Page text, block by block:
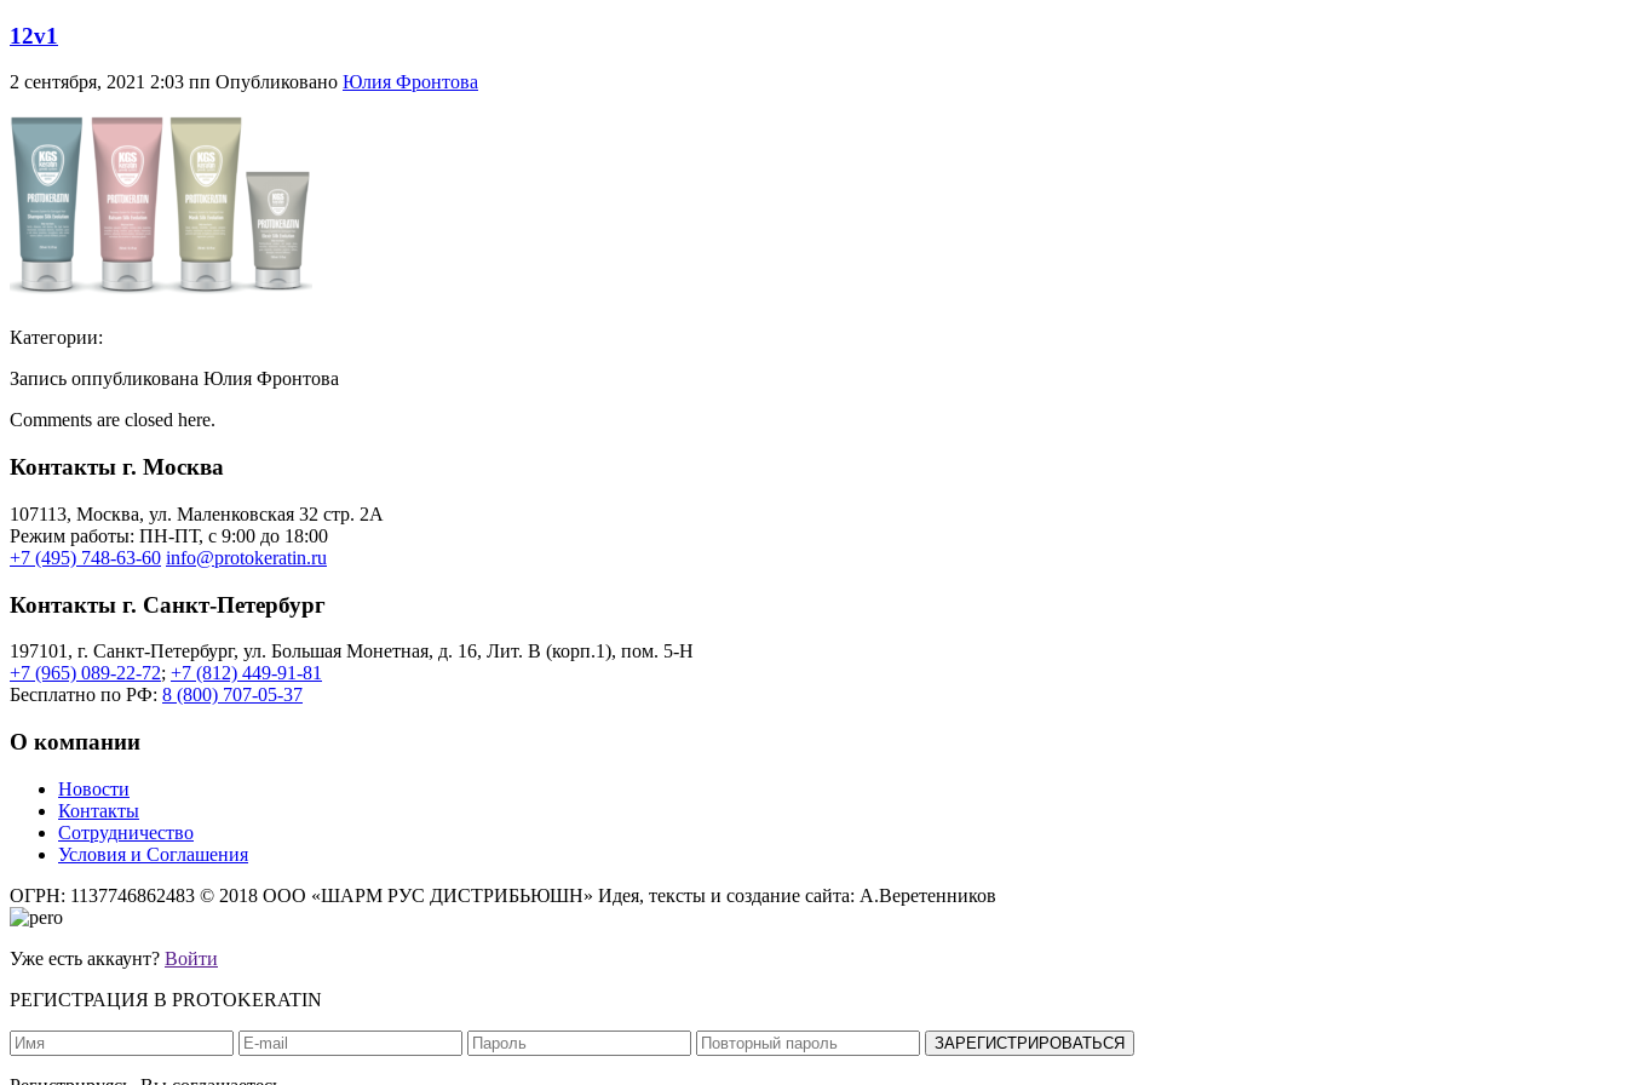
12v1
2 сентября, 2021 2:03 пп Опубликовано Юлия Фронтова
Категории:
Запись оппубликована Юлия Фронтова
Comments are closed here.
Контакты г. Москва
107113, Moсква, ул. Маленковская 32 стр. 2А
Режим работы: ПН-ПТ, с 9:00 до 18:00
+7 (495) 748-63-60 info@protokeratin.ru
Контакты г. Санкт-Петербург
197101, г. Санкт-Петербург, ул. Большая Монетная, д. 16, Лит. В (корп.1), пом. 5-Н
+7 (965) 089-22-72; +7 (812) 449-91-81
Бесплатно по РФ: 8 (800) 707-05-37
О компании
Новости
Контакты
Сотрудничество
Условия и Соглашения
ОГРН: 1137746862483 © 2018 ООО «ШАРМ РУС ДИСТРИБЬЮШН» Идея, тексты и создание сайта: А.Веретенников
Уже есть аккаунт? Войти
РЕГИСТРАЦИЯ В PROTOKERATIN